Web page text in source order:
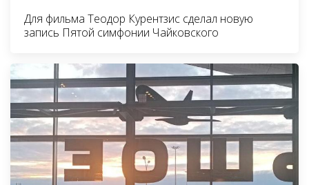
Для фильма Теодор Курентзис сделал новую
запись Пятой симфонии Чайковского